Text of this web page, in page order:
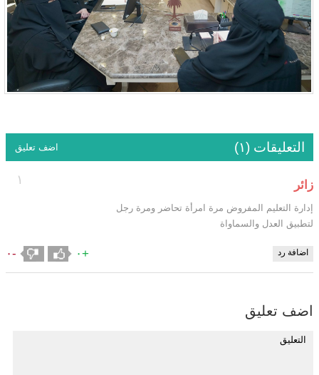
التعليقات (١) اضف تعليق
١ زائر
إدارة التعليم المفروض مرة امرأة تحاضر ومرة رجل
لتطبيق العدل والسماواة
اضافة رد +٠ -٠
اضف تعليق